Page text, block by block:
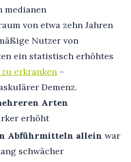
medianen
von etwa zehn Jahren
Nutzer von
ein statistisch erhöhtes
zu erkranken –
Demenz.
Arten
erhöht
Abführmitteln allein war
schwächer